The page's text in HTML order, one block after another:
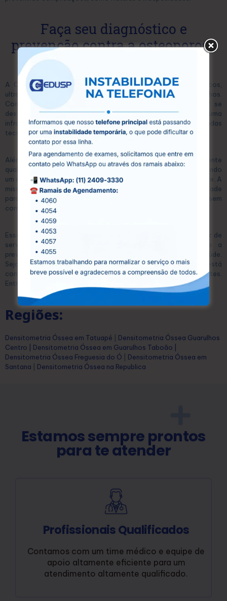
Faça seu diagnóstico e
prevenção contra a osteoporose
A CEDUSP é um centro especializado em exames diagnósticos,
ultrassonografias e exames laboratoriais, localizado em Guarulhos.
Com mais de 15 anos de atuação no mercado, a CEDUSP se
destaca pela excelência em seus serviços, oferecendo uma
infraestrutura moderna e equipada com as mais avançadas
tecnologias.
Além disso, conta com uma equipe de profissionais altamente
qualificados, que atuam com compromisso e dedicação, garantindo
um atendimento humanizado e personalizado para cada paciente. A
missão da CEDUSP é proporcionar acesso à saúde de qualidade
para toda a comunidade, oferecendo preços acessíveis sem
comprometer a eficiência e a precisão dos exames.
Esse equilíbrio permite que qualquer pessoa possa se beneficiar de
serviços diagnósticos de alta qualidade, essenciais para a
prevenção e o tratamento eficaz de diversas condições de saúde.
Seja para exames laboratoriais ou ultrassonografias, a CEDUSP está
comprometida com a saúde e o bem-estar dos seus pacientes.
Entre em contato conosco hoje mesmo e agende seu exame!
Regiões:
Densitometria Óssea em Tatuapé
Densitometria Óssea Guarulhos
Centro
Densitometria Óssea em Guarulhos Taboão
Densitometria Óssea Freguesia do Ó
Densitometria Óssea em
Santana
Densitometria Óssea na Republica
Estamos sempre prontos
para te atender
Profissionais Qualificados
Contamos com um time médico e equipe de
apoio altamente eficiente para um
atendimento altamente qualificado.